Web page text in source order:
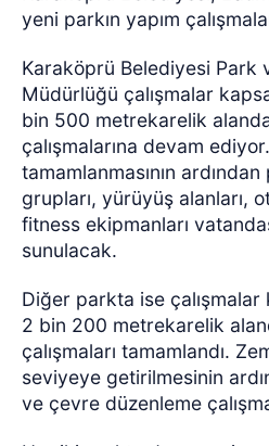
yeni parkın yapım
Karaköprü Belediyesi Park
Müdürlüğü çalışmalar
bin 500 metrekarelik
çalışmalarına devam
tamamlanmasının
grupları, yürüyüş alanları,
fitness ekipmanları
sunulacak.
Diğer parkta ise çalışmalar
2 bin 200 metrekarelik
çalışmaları tamamlandı.
seviyeye getirilmesinin
ve çevre düzenleme